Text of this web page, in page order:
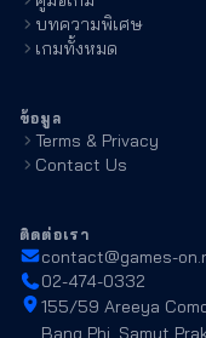
บทความพิเศษ
เกมทั้งหมด
ข้อมูล
Terms & Privacy
Contact Us
ติดต่อเรา
contact@games-
02-474-0332
155/59 Areeya
Bang Phi, Samut